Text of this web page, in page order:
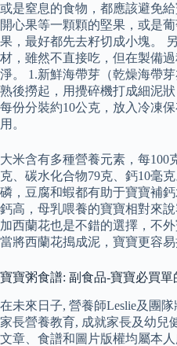
或是窒息的食物，都應該避免
開心果等一顆顆的堅果，或是
果，最好都先去籽切成小塊。
材，雖然不直接吃，但在製備
淨。 1.新鮮海帶芽（乾燥海帶
熟後撈起，用攪碎機打成細泥
每份分裝約10公克，放入冷凍
用。
大米含有多種營養元素，每100
克、碳水化合物79克、鈣10毫
磷，豆腐和蝦都有助于寶寶補
鈣高，母乳喂養的寶寶相對來
加西蘭花也是不錯的選擇，不
當將西蘭花搗成泥，寶寶更容易
寶寶粥食譜: 副食品-寶寶必買單
在未來日子, 營養師Leslie及團
家長營養教育, 成就家長及幼兒
文章、食譜和圖片版權均屬本